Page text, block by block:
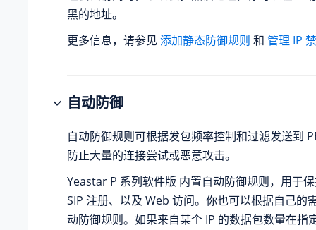
黑的地址。
更多信息，请参见 添加静态防御规则 和 管理 IP
自动防御
自动防御规则可根据发包频率控制和过滤发送到
防止大量的连接尝试或恶意攻击。
Yeastar P 系列软件版 内置自动防御规则，用于
SIP 注册、以及 Web 访问。你也可以根据自己的
动防御规则。如果来自某个 IP 的数据包数量在指